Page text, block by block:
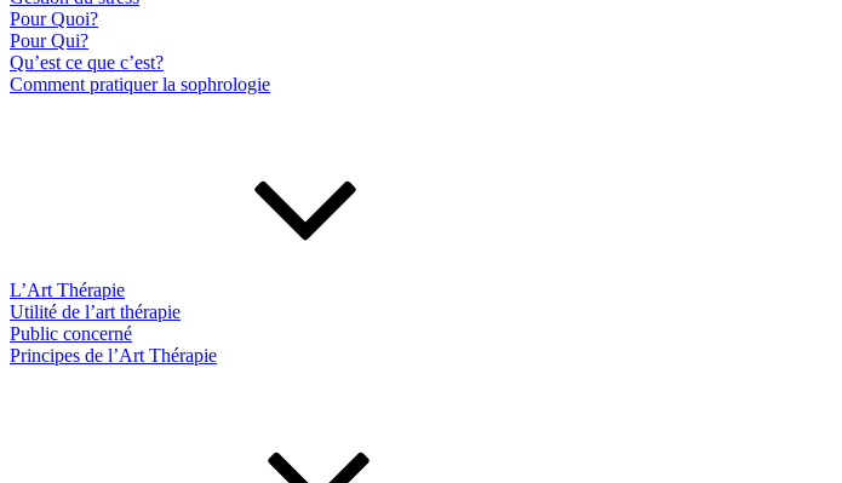
Pour Quoi?
Pour Qui?
Qu’est ce que c’est?
Comment pratiquer la sophrologie
L’Art Thérapie
Utilité de l’art thérapie
Public concerné
Principes de l’Art Thérapie